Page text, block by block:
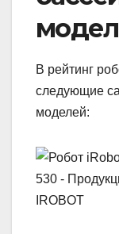
В рейтинг
следующие
моделей: